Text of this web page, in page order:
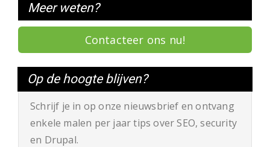
Meer weten?
Contacteer ons nu!
Op de hoogte blijven?
Schrijf je in op onze nieuwsbrief en ontvang
enkele malen per jaar tips over SEO, security
en Drupal.